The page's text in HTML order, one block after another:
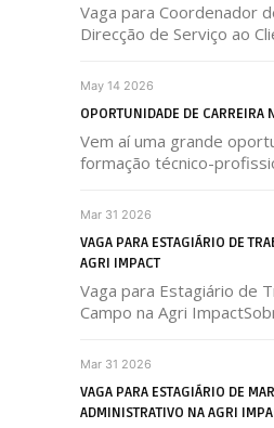
Vaga para Coordenador
Direcção de Serviço ao
May 14 2026
OPORTUNIDADE DE CARREIRA
Vem aí uma grande
formação técnico-
Mar 31 2026
VAGA PARA ESTAGIÁRIO DE
AGRI IMPACT
Vaga para Estagiário de
Campo na Agri
Mar 31 2026
VAGA PARA ESTAGIÁRIO DE
ADMINISTRATIVO NA AGRI